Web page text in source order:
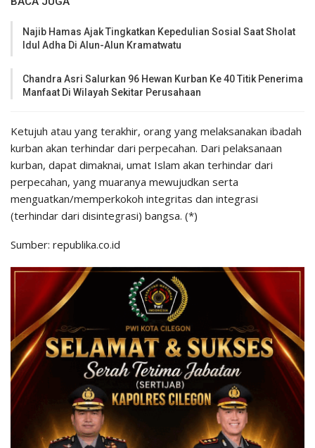
Najib Hamas Ajak Tingkatkan Kepedulian Sosial Saat Sholat
Idul Adha Di Alun-Alun Kramatwatu
Chandra Asri Salurkan 96 Hewan Kurban Ke 40 Titik Penerima
Manfaat Di Wilayah Sekitar Perusahaan
Ketujuh atau yang terakhir, orang yang melaksanakan ibadah
kurban akan terhindar dari perpecahan. Dari pelaksanaan
kurban, dapat dimaknai, umat Islam akan terhindar dari
perpecahan, yang muaranya mewujudkan serta
menguatkan/memperkokoh integritas dan integrasi
(terhindar dari disintegrasi) bangsa. (*)
Sumber: republika.co.id